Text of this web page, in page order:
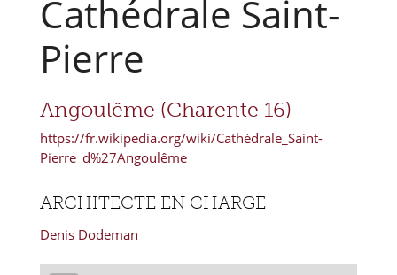
Cathédrale Saint-
Pierre
Angoulême (Charente 16)
https://fr.wikipedia.org/wiki/Cathédrale_Saint-
Pierre_d%27Angoulême
ARCHITECTE EN CHARGE
Denis Dodeman